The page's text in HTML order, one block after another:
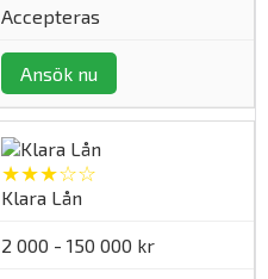
Accepteras
Ansök nu
★★★☆☆
Klara Lån
2 000 - 150 000 kr